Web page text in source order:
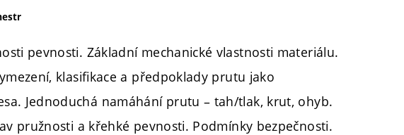
pevnosti. Základní mechanické vlastnosti materiálu.
klasifikace a předpoklady prutu jako
Jednoduchá namáhání prutu – tah/tlak, krut, ohyb.
pružnosti a křehké pevnosti. Podmínky bezpečnosti.